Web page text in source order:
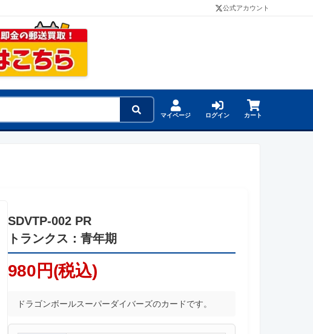
公式アカウント
マイページ ログイン カート
SDVTP-002 PR
トランクス：青年期
980円(税込)
ドラゴンボールスーパーダイバーズのカードです。